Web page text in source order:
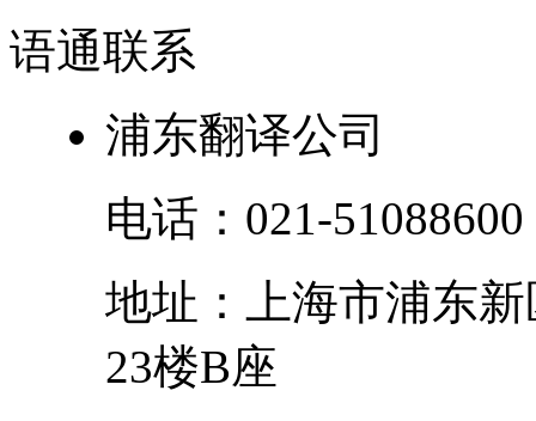
语通联系
浦东翻译公司
电话： 021-51088600
地址：
上海市浦东新
23楼B座